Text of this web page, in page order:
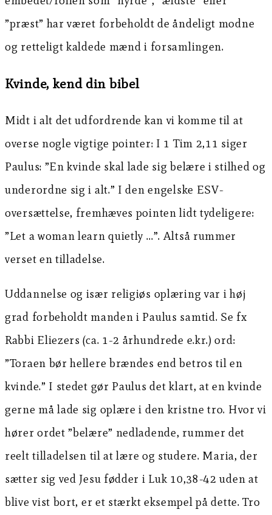
”præst” har været forbeholdt de åndeligt modne
og retteligt kaldede mænd i forsamlingen.
Kvinde, kend din bibel
Midt i alt det udfordrende kan vi komme til at
overse nogle vigtige pointer: I 1 Tim 2,11 siger
Paulus: ”En kvinde skal lade sig belære i stilhed og
underordne sig i alt.” I den engelske ESV-
oversættelse, fremhæves pointen lidt tydeligere:
”Let a woman learn quietly …”. Altså rummer
verset en tilladelse.
Uddannelse og især religiøs oplæring var i høj
grad forbeholdt manden i Paulus samtid. Se fx
Rabbi Eliezers (ca. 1-2 århundrede e.kr.) ord:
”Toraen bør hellere brændes end betros til en
kvinde.” I stedet gør Paulus det klart, at en kvinde
gerne må lade sig oplære i den kristne tro. Hvor vi
hører ordet ”belære” nedladende, rummer det
reelt tilladelsen til at lære og studere. Maria, der
sætter sig ved Jesu fødder i Luk 10,38-42 uden at
blive vist bort, er et stærkt eksempel på dette. Tro